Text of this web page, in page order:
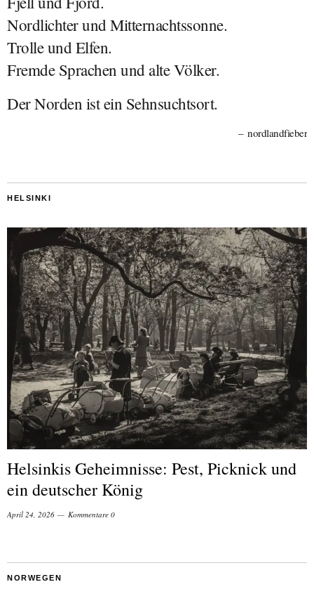
Nordlichter und Mitternachtssonne.
Trolle und Elfen.
Fremde Sprachen und alte Völker.
Der Norden ist ein Sehnsuchtsort.
nordlandfieber
HELSINKI
Helsinkis Geheimnisse: Pest, Picknick und
ein deutscher König
April 24, 2026 Kommentare 0
NORWEGEN